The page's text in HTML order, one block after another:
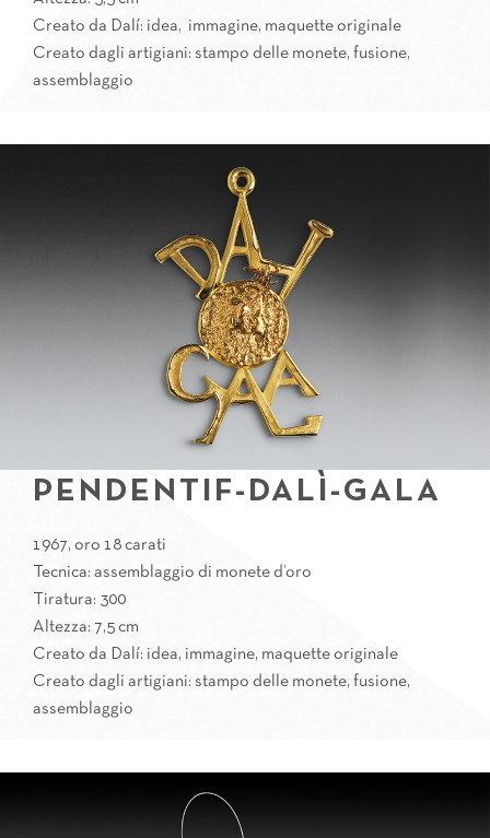
Creato da Dalí: idea, immagine, maquette originale
Creato dagli artigiani: stampo delle monete, fusione,
assemblaggio
PENDENTIF-DALÌ-GALA
1967, oro 18 carati
Tecnica: assemblaggio di monete d’oro
Tiratura: 300
Altezza: 7,5 cm
Creato da Dalí: idea, immagine, maquette originale
Creato dagli artigiani: stampo delle monete, fusione,
assemblaggio